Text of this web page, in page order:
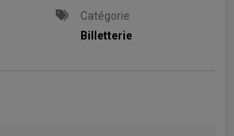
Catégorie
Billetterie